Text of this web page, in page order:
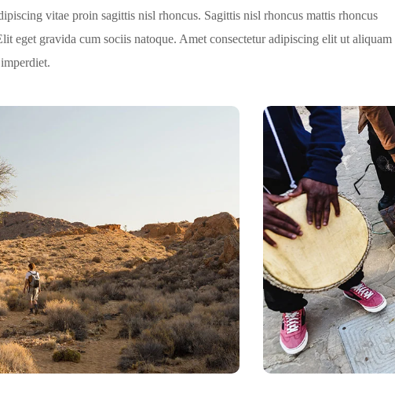
vitae proin sagittis nisl rhoncus. Sagittis nisl rhoncus mattis rhoncus
eget gravida cum sociis natoque. Amet consectetur adipiscing elit ut aliquam